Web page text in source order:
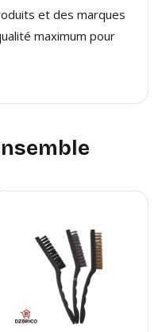
et des marques
maximum pour